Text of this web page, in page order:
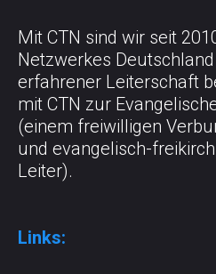
Mit CTN sind wir seit
Netzwerkes
erfahrener Leiterschaft
mit CTN zur
(einem freiwilligen
und evangelisch-
Leiter).
Links: